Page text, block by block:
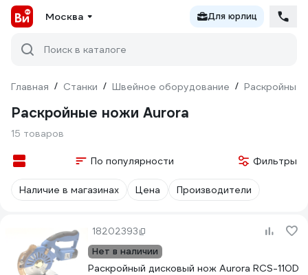
Москва Для юрлиц
Поиск в каталоге
Главная / Станки / Швейное оборудование / Раскройные
Раскройные ножи Aurora
15 товаров
По популярности Фильтры
Наличие в магазинах Цена Производители
18202393
Нет в наличии
Раскройный дисковый нож Aurora RCS-110D